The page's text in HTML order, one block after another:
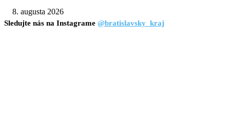
8. augusta 2026
Sledujte nás na Instagrame @bratislavsky_kraj